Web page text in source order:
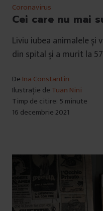
Coronavirus
Cei care nu mai
Liviu iubea animalele și
din spital și a murit la
De Ina Constantin
Ilustrație de Tuan Nini
Timp de citire: 5 minute
16 decembrie 2021